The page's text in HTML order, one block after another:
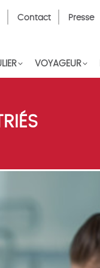
Contact Presse
VOYAGEUR